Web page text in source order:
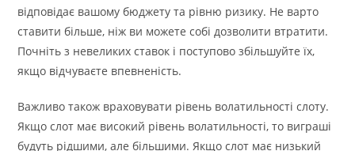
відповідає вашому бюджету та рівню ризику. Не варто
ставити більше, ніж ви можете собі дозволити втратити.
Почніть з невеликих ставок і поступово збільшуйте їх,
якщо відчуваєте впевненість.
Важливо також враховувати рівень волатильності слоту.
Якщо слот має високий рівень волатильності, то виграші
будуть рідшими, але більшими. Якщо слот має низький